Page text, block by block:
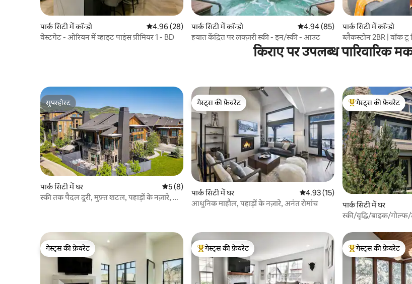
पार्क सिटी में कॉन्डो औसत रेटिंग 5 में से 4.96, 28 समीक्षाएँ
4.96 (28)
वेस्टगेट - ओरियन में व्हाइट पाइंस प्रीमियर 1 - BD
पार्क सिटी में कॉन्डो औसत रेटिंग 5 में से 4.94, 85 समीक्षाएँ
4.94 (85)
हयात केंद्रित पर लक्ज़री स्की - इन/स्की - आउट
पार्क सिटी में कॉन्डो
ब्लैकस्टोन 2BR | वॉक
किराए पर उपलब्ध पारिवारिक
सुपरहोस्ट
सुपरहोस्ट
पार्क सिटी में घर औसत रेटिंग 5 में से 5, 8 समीक्षाएँ
5 (8)
स्की तक पैदल दूरी, मुफ़्त शटल, पहाड़ों के नज़ारे, हॉट
गेस्ट्स की फ़ेवरेट
गेस्ट्स की फ़ेवरेट
पार्क सिटी में घर औसत रेटिंग 5 में से 4.93, 15 समीक्षाएँ
4.93 (15)
आधुनिक माहौल, पहाड़ों के नज़ारे, अनंत रोमांच
गेस्ट्स का टॉप फ़ेवरेट
गेस्ट्स की फ़ेवरेट
पार्क सिटी में घर
स्की/वृद्धि/बाइक/
गेस्ट्स की फ़ेवरेट
गेस्ट्स की फ़ेवरेट
गेस्ट्स का टॉप फ़ेवरेट
गेस्ट्स की फ़ेवरेट
गेस्ट्स का टॉप फ़ेवरेट
गेस्ट्स की फ़ेवरेट